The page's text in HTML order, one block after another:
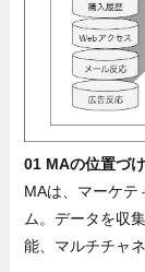
01 MAの位置づ
MAは、マーケテ
ム。データを収
能、マルチチャ